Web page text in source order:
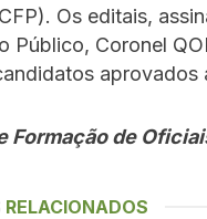
Os editais,
Público, Coronel
aprovados
Formação de
RELACIONADOS